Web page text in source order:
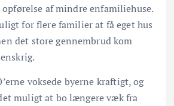
af mindre enfamiliehuse.
for flere familier at få eget hus
det store gennembrud kom
voksede byerne kraftigt, og
muligt at bo længere væk fra